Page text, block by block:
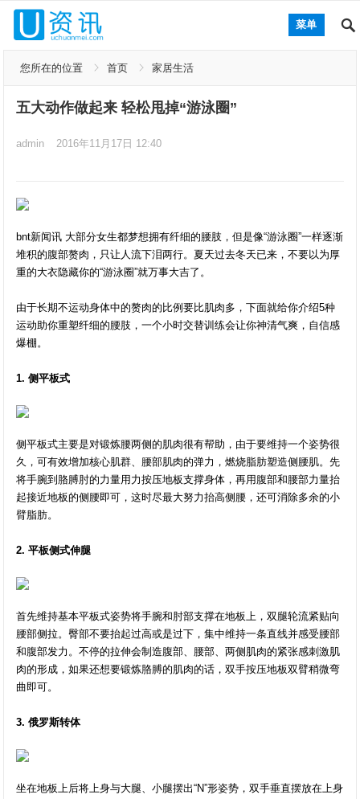
菜单
您所在的位置 首页 家居生活
五大动作做起来 轻松甩掉“游泳圈”
admin 2016年11月17日 12:40
bnt新闻讯 大部分女生都梦想拥有纤细的腰肢，但是像“游泳圈”一样逐渐
堆积的腹部赘肉，只让人流下泪两行。夏天过去冬天已来，不要以为厚
重的大衣隐藏你的“游泳圈”就万事大吉了。
由于长期不运动身体中的赘肉的比例要比肌肉多，下面就给你介绍5种
运动助你重塑纤细的腰肢，一个小时交替训练会让你神清气爽，自信感
爆棚。
1. 侧平板式
侧平板式主要是对锻炼腰两侧的肌肉很有帮助，由于要维持一个姿势很
久，可有效增加核心肌群、腰部肌肉的弹力，燃烧脂肪塑造侧腰肌。先
将手腕到胳膊肘的力量用力按压地板支撑身体，再用腹部和腰部力量抬
起接近地板的侧腰即可，这时尽最大努力抬高侧腰，还可消除多余的小
臂脂肪。
2. 平板侧式伸腿
首先维持基本平板式姿势将手腕和肘部支撑在地板上，双腿轮流紧贴向
腰部侧拉。臀部不要抬起过高或是过下，集中维持一条直线并感受腰部
和腹部发力。不停的拉伸会制造腹部、腰部、两侧肌肉的紧张感刺激肌
肉的形成，如果还想要锻炼胳膊的肌肉的话，双手按压地板双臂稍微弯
曲即可。
3. 俄罗斯转体
坐在地板上后将上身与大腿、小腿摆出“N”形姿势，双手垂直摆放在上身